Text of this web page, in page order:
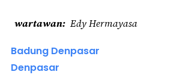
wartawan Edy Hermayasa
Badung Denpasar
Denpasar